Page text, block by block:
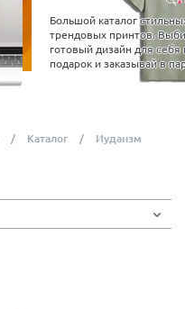
Большой каталог
трендовых принтов.
готовый дизайн для себя
подарок и заказывай в
Каталог Иудаизм